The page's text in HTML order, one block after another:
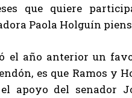
que quiere
Paola Holguín
el año anterior un
es que Ramos y
apoyo del senador